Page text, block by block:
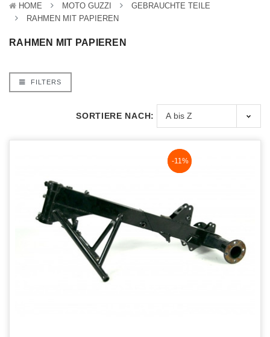
HOME MOTO GUZZI
GEBRAUCHTE TEILE
RAHMEN MIT PAPIEREN
RAHMEN MIT PAPIEREN
FILTERS
SORTIERE NACH:
NaN%
-11%